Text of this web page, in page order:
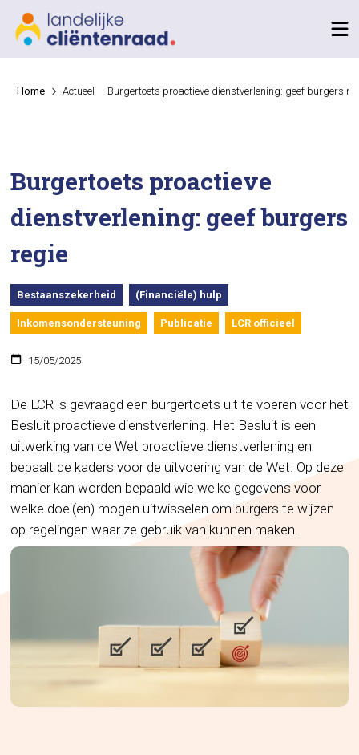
Home Actueel Burgertoets proactieve dienstverlening: geef burgers
Burgertoets proactieve
dienstverlening: geef burgers
regie
Bestaanszekerheid (Financiële) hulp
Inkomensondersteuning Publicatie LCR officieel
15/05/2025
De LCR is gevraagd een burgertoets uit te voeren voor het
Besluit proactieve dienstverlening. Het Besluit is een
uitwerking van de Wet proactieve dienstverlening en
bepaalt de kaders voor de uitvoering van de Wet. Op deze
manier kan worden bepaald wie welke gegevens voor
welke doel(en) mogen uitwisselen om burgers te wijzen
op regelingen waar ze gebruik van kunnen maken.